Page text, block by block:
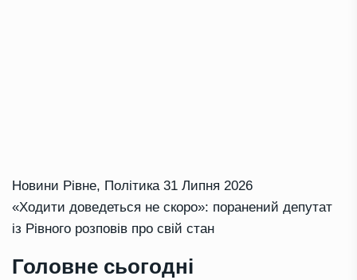
Новини Рівне, Політика 31 Липня 2026
«Ходити доведеться не скоро»: поранений депутат
із Рівного розповів про свій стан
Головне сьогодні